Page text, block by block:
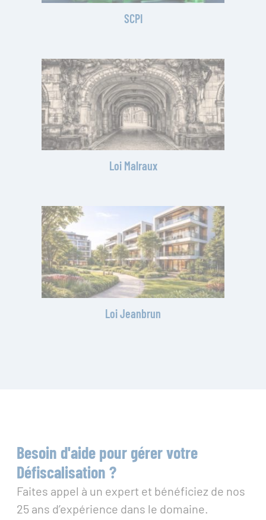
SCPI
Loi Malraux
Loi Jeanbrun
Besoin d'aide pour gérer votre
Défiscalisation ?
Faites appel à un expert et bénéficiez de nos
25 ans d’expérience dans le domaine.